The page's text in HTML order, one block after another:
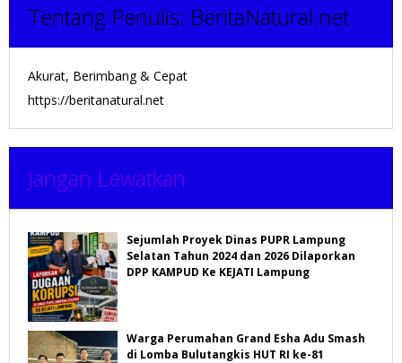
Tentang Penulis: BeritaNatural.net
Akurat, Berimbang & Cepat
https://beritanatural.net
Jangan Lewatkan
Sejumlah Proyek Dinas PUPR Lampung
Selatan Tahun 2024 dan 2026 Dilaporkan
DPP KAMPUD Ke KEJATI Lampung
Warga Perumahan Grand Esha Adu Smash
di Lomba Bulutangkis HUT RI ke-81